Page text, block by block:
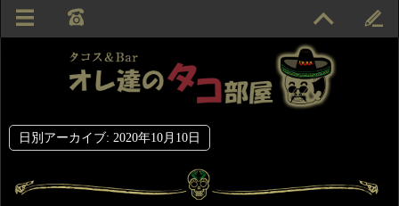
日別アーカイブ: 2020年10月10日